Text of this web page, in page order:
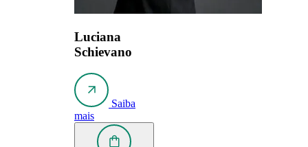
Luciana
Schievano
Saiba
mais